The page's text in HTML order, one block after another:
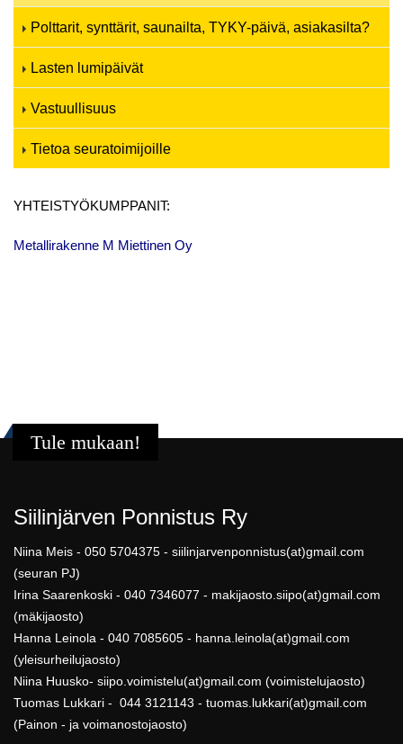
Polttarit, synttärit, saunailta, TYKY-päivä, asiakasilta?
Lasten lumipäivät
Vastuullisuus
Tietoa seuratoimijoille
YHTEISTYÖKUMPPANIT:
Metallirakenne M Miettinen Oy
Tule mukaan!
Siilinjärven Ponnistus Ry
Niina Meis - 050 5704375 - siilinjarvenponnistus(at)gmail.com
(seuran PJ)
Irina Saarenkoski - 040 7346077 - makijaosto.siipo(at)gmail.com
(mäkijaosto)
Hanna Leinola - 040 7085605 - hanna.leinola(at)gmail.com
(yleisurheilujaosto)
Niina Huusko- siipo.voimistelu(at)gmail.com (voimistelujaosto)
Tuomas Lukkari - 044 3121143 - tuomas.lukkari(at)gmail.com
(Painon - ja voimanostojaosto)